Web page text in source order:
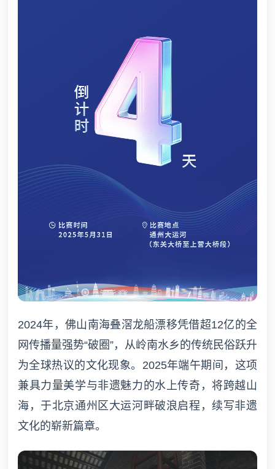
2024年，佛山南海叠滘龙船漂移凭借超12亿的全
网传播量强势“破圈”，从岭南水乡的传统民俗跃升
为全球热议的文化现象。2025年端午期间，这项
兼具力量美学与非遗魅力的水上传奇，将跨越山
海，于北京通州区大运河畔破浪启程，续写非遗
文化的崭新篇章。